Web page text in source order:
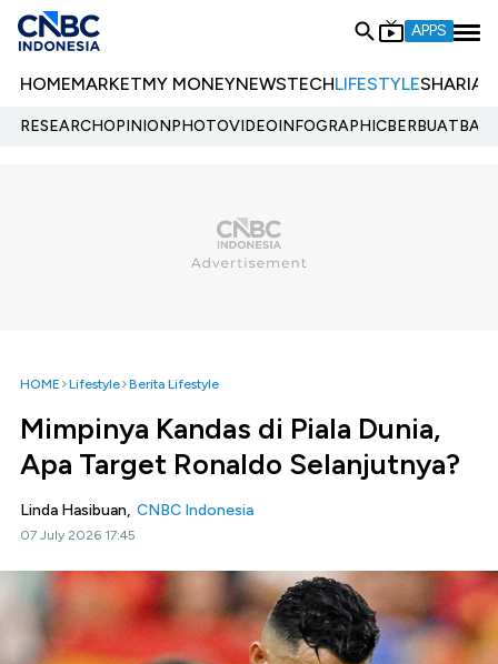
APPS
HOMEMARKETMY MONEYNEWSTECHLIFESTYLESHARIA
RESEARCHOPINIONPHOTOVIDEOINFOGRAPHIC
HOME Lifestyle Berita Lifestyle
Mimpinya Kandas di Piala Dunia,
Apa Target Ronaldo Selanjutnya?
Linda Hasibuan, CNBC Indonesia
07 July 2026 17:45